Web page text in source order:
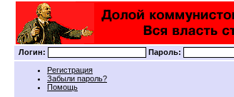
Логин: Пароль:
Регистрация
Забыли пароль?
Помощь